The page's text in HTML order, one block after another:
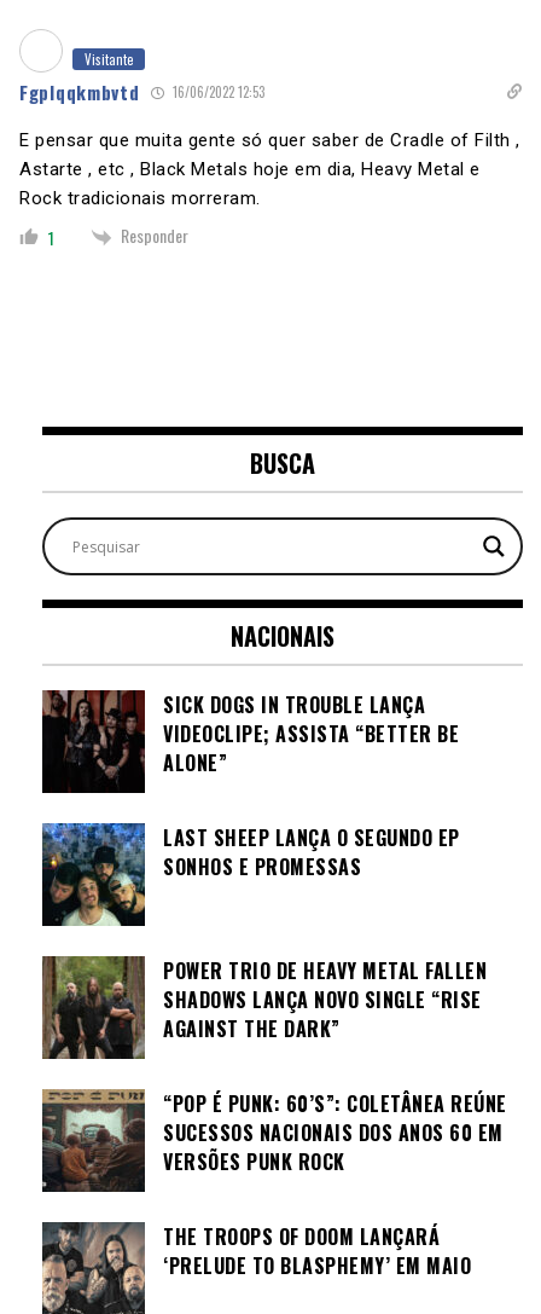
Visitante
Fgplqqkmbvtd 16/06/2022 12:53
E pensar que muita gente só quer saber de Cradle of Filth ,
Astarte , etc , Black Metals hoje em dia, Heavy Metal e
Rock tradicionais morreram.
1 Responder
BUSCA
NACIONAIS
SICK DOGS IN TROUBLE LANÇA
VIDEOCLIPE; ASSISTA “BETTER BE
ALONE”
LAST SHEEP LANÇA O SEGUNDO EP
SONHOS E PROMESSAS
POWER TRIO DE HEAVY METAL FALLEN
SHADOWS LANÇA NOVO SINGLE “RISE
AGAINST THE DARK”
“POP É PUNK: 60’S”: COLETÂNEA REÚNE
SUCESSOS NACIONAIS DOS ANOS 60 EM
VERSÕES PUNK ROCK
THE TROOPS OF DOOM LANÇARÁ
‘PRELUDE TO BLASPHEMY’ EM MAIO